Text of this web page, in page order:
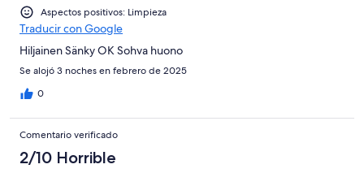
MediocreAspectos positivos: Limpieza
Traducir con Google
Hiljainen Sänky OK Sohva huono
Se alojó 3 noches en febrero de 2025
0
Comentario verificado
2/10 Horrible